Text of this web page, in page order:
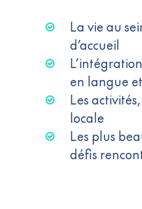
La vie au
d’accueil
en langue
Les
locale
Les plus
défis